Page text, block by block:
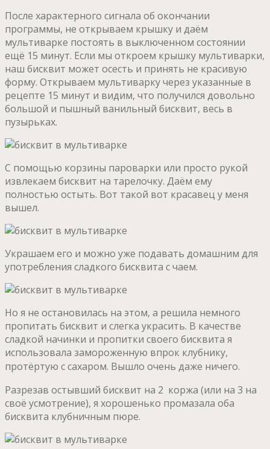
После характерного сигнала об окончании
программы, не открываем крышку и даём
мультиварке постоять в выключенном состоянии
ещё 15 минут. Если мы откроем крышку мультиварки,
наш бисквит может осесть и принять не красивую
форму. Открываем мультиварку через указанные в
рецепте 15 минут и видим, что получился довольно
большой и пышный ванильный бисквит, весь в
пузырьках.
С помощью корзины пароварки или просто рукой
извлекаем бисквит на тарелочку. Даём ему
полностью остыть. Вот такой вот красавец у меня
вышел.
Украшаем его и можно уже подавать домашним для
употребления сладкого бисквита с чаем.
Но я не остановилась на этом, а решила немного
пропитать бисквит и слегка украсить. В качестве
сладкой начинки и пропитки своего бисквита я
использовала замороженную впрок клубнику,
протёртую с сахаром. Вышло очень даже ничего.
Разрезав остывший бисквит на 2 коржа (или на 3 на
своё усмотрение), я хорошенько промазала оба
бисквита клубничным пюре.